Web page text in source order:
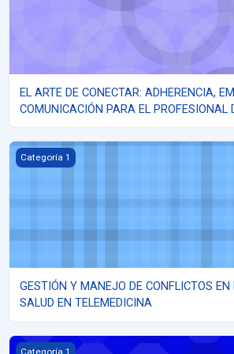
EL ARTE DE CONECTAR: ADHERENCIA,
COMUNICACIÓN PARA EL PROFESIONAL
GESTIÓN Y MANEJO DE CONFLICTOS EN
Categoría 1
GESTIÓN Y MANEJO DE CONFLICTOS
SALUD EN TELEMEDICINA
Innovar en la Adaptación en Salud contra
Categoría 1